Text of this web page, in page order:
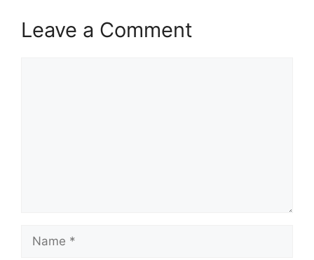
Leave a Comment